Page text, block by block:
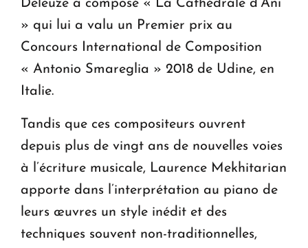
Deleuze a composé « La Cathédrale d’Ani
» qui lui a valu un Premier prix au
Concours International de Composition
« Antonio Smareglia » 2018 de Udine, en
Italie.
Tandis que ces compositeurs ouvrent
depuis plus de vingt ans de nouvelles voies
à l’écriture musicale, Laurence Mekhitarian
apporte dans l’interprétation au piano de
leurs œuvres un style inédit et des
techniques souvent non-traditionnelles,